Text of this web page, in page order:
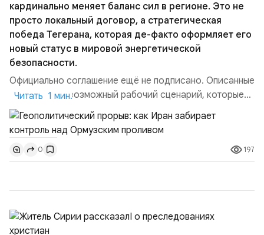
кардинально меняет баланс сил в регионе. Это не
просто локальный договор, а стратегическая
победа Тегерана, которая де-факто оформляет его
новый статус в мировой энергетической
безопасности.
Официально соглашение ещё не подписано. Описанные
пункты — это возможный рабочий сценарий, которые
скорее всего будут реализованы.Разбираем ключевые
тезисы и последствия этого соглашения:. 1. Новые
доли контроля (75 на 25). Было: Ранее Иран и Оман
контролировали пролив на паритетных началах —
50/50. Стало: Новое соглашение закрепляет за
Читать 1 мин.
0 197